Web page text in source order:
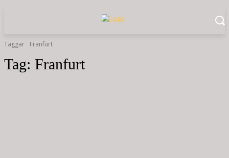
Taggar Franfurt
Tag: Franfurt